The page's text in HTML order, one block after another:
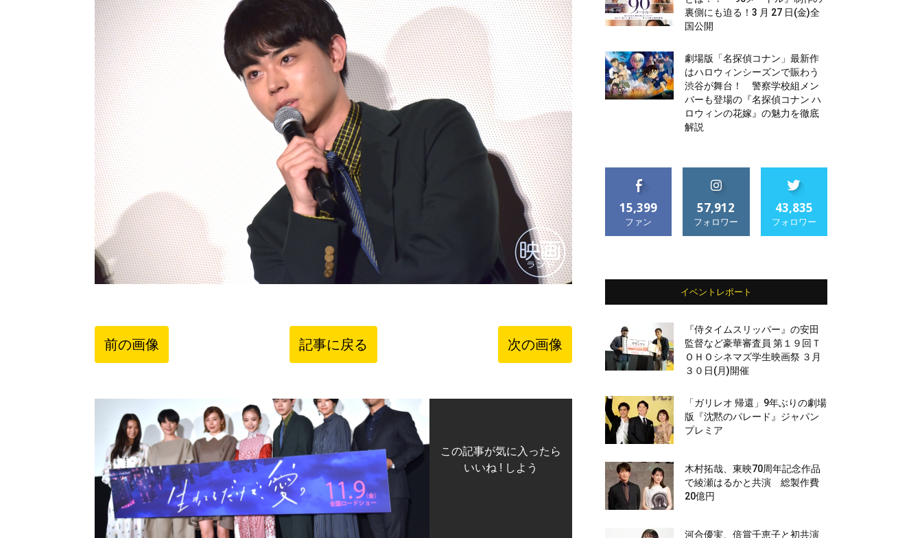
前の画像 記事に戻る 次の画像
この記事が気に入ったら
いいね ! しよう
裏側にも迫る！3 月 27 日(金)全
国公開
劇場版「名探偵コナン」最新作
はハロウィンシーズンで賑わう
渋谷が舞台！ 警察学校組メン
バーも登場の『名探偵コナン ハ
ロウィンの花嫁』の魅力を徹底
解説
15,399
ファン
57,912
フォロワー
43,835
フォロワー
イベントレポート
『侍タイムスリッパー』の安田
監督など豪華審査員 第１９回Ｔ
ＯＨＯシネマズ学生映画祭 ３月
３０日(月)開催
「ガリレオ 帰還」9年ぶりの劇場
版『沈黙のパレード』ジャパン
プレミア
木村拓哉、東映70周年記念作品
で綾瀬はるかと共演 総製作費
20億円
河合優実、倍賞千恵子と初共演